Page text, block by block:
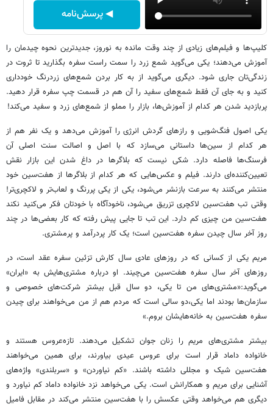
◀ پرسش‌نامه
کلیپ‌ها و فیلم‌های زیادی از چند وقت مانده به نوروز، جدیدترین نحوه چیدمان را
آموزش می‌دهند؛ یکی می‌گوید شمع زرد را سمت راست سفره بگذارید تا ثروت در
زندگی‌تان جاری شود. دیگری می‌گوید از به کار بردن شمع‌های زردرنگ خودداری
کنید و به جای آن فقط شمع‌های سفید را آن هم در قسمت چپ سفره قرار دهید.
پربازدید شدن هر کدام از آموزش‌ها، بازار را مملو از شمع‌های زرد و سفید می‌کند!
یکی اصول فنگ‌شویی و رازهای گردش انرژی را آموزش می‌دهد و یک نفر هم از
هر کدام از سین‌ها داستانی می‌سازد که با اصل و اصالت سنت اصلی آن
فرسنگ‌ها فاصله دارد. شکی نیست که بلاگرها در داغ شدن این بازار نقش
تعیین‌کننده‌ای دارند. فیلم و عکس‌هایی که هر کدام از بلاگرها از هفت‌سین خود
منتشر می‌کنند به سرعت بازنشر می‌شود، یکی از یکی پررنگ و لعاب‌تر و لاکچری‌تر!
وقتی تب هفت‌سین لاکچری تزریق می‌شود، ناخودآگاه با خودتان فکر می‌کنید نکند
هفت‌سین‌ من چیزی کم دارد. این تب تا جایی پیش رفته که کار بعضی‌ها در چند
روز آخر سال چیدن سفره هفت‌سین است؛ یک کار پردرآمد و پرمشتری.
مریم یکی از کسانی که در روزهای عادی سال کارش تزئین سفره عقد است، در
روزهای آخر سال سفره هفت‌سین می‌چیند. او درباره مشتری‌هایش به «ایران»
می‌گوید:«مشتری‌های من تا یکی، دو سال قبل بیشتر شرکت‌های خصوصی و
سازمان‌ها بودند اما یکی،دو سالی است که مردم هم از من می‌خواهند برای چیدن
سفره هفت‌سین به خانه‌هایشان بروم.»
بیشتر مشتری‌های مریم را زنان جوان تشکیل می‌دهند. تازه‌عروس هستند و
خانواده داماد قرار است برای عروس عیدی بیاورند، برای همین می‌خواهند
هفت‌سین شیک و مجللی داشته باشند. «کم نیاوردن» و «سربلندی» واژه‌های
آشنایی برای مریم و همکارانش است. یکی می‌خواهد نزد خانواده داماد کم نیاورد و
دیگری هم می‌خواهد وقتی عکسش را با هفت‌سین منتشر می‌کند در مقابل فامیل